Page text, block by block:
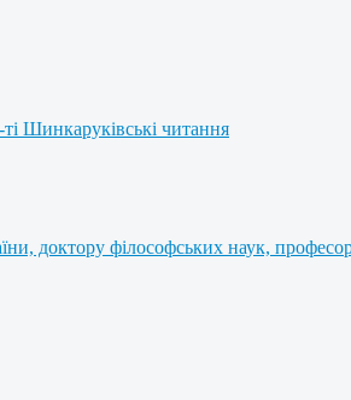
Шинкаруківські читання
доктору філософських наук,